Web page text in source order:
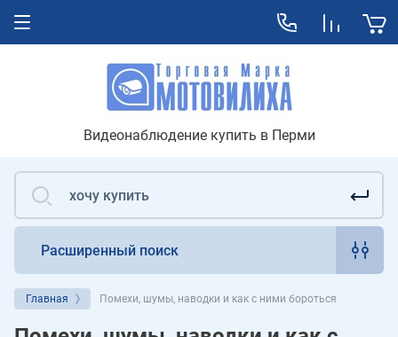
Видеонаблюдение купить в Перми
Расширенный поиск
Главная Помехи, шумы, наводки и как с ними бороться